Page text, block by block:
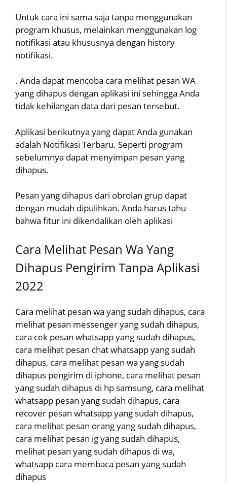
Untuk cara ini sama saja tanpa menggunakan
program khusus, melainkan menggunakan log
notifikasi atau khususnya dengan history
notifikasi.
. Anda dapat mencoba cara melihat pesan WA
yang dihapus dengan aplikasi ini sehingga Anda
tidak kehilangan data dari pesan tersebut.
Aplikasi berikutnya yang dapat Anda gunakan
adalah Notifikasi Terbaru. Seperti program
sebelumnya dapat menyimpan pesan yang
dihapus.
Pesan yang dihapus dari obrolan grup dapat
dengan mudah dipulihkan. Anda harus tahu
bahwa fitur ini dikendalikan oleh aplikasi
Cara Melihat Pesan Wa Yang
Dihapus Pengirim Tanpa Aplikasi
2022
Cara melihat pesan wa yang sudah dihapus, cara
melihat pesan messenger yang sudah dihapus,
cara cek pesan whatsapp yang sudah dihapus,
cara melihat pesan chat whatsapp yang sudah
dihapus, cara melihat pesan wa yang sudah
dihapus pengirim di iphone, cara melihat pesan
yang sudah dihapus di hp samsung, cara melihat
whatsapp pesan yang sudah dihapus, cara
recover pesan whatsapp yang sudah dihapus,
cara melihat pesan orang yang sudah dihapus,
cara melihat pesan ig yang sudah dihapus,
melihat pesan yang sudah dihapus di wa,
whatsapp cara membaca pesan yang sudah
dihapus